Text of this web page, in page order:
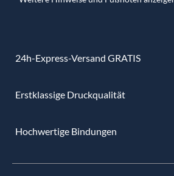
24h-Express-Versand GRATIS
Erstklassige Druckqualität
Hochwertige Bindungen